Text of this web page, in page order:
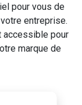
pour vous de
entreprise.
accessible pour
marque de